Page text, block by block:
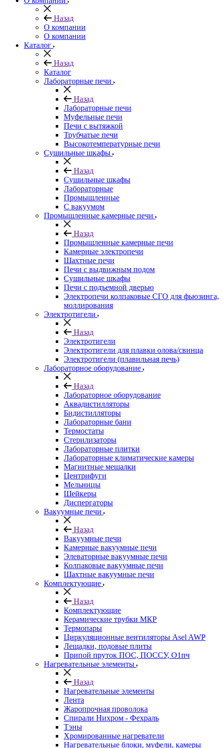
Назад
О компании
О компании
Каталог
Назад
Каталог
Лабораторные печи
Назад
Лабораторные печи
Муфельные печи
Печи с вытяжкой
Трубчатые печи
Высокотемпературные печи
Сушильные шкафы
Назад
Сушильные шкафы
Лабораторные
Промышленные
С вакуумом
Промышленные камерные печи
Назад
Промышленные камерные печи
Камерные электропечи
Шахтные печи
Печи с выдвижным подом
Сушильные шкафы
Печи с подъемной дверью
Электропечи колпаковые СГО для фьюзинга,
моллирования
Электротигели
Назад
Электротигели
Электротигели для плавки олова/свинца
Электротигели (плавильная печь)
Лабораторное оборудование
Назад
Лабораторное оборудование
Аквадистилляторы
Бидистилляторы
Лабораторные бани
Термостаты
Стерилизаторы
Лабораторные плитки
Лабораторные климатические камеры
Магнитные мешалки
Центрифуги
Мельницы
Шейкеры
Диспергаторы
Вакуумные печи
Назад
Вакуумные печи
Камерные вакуумные печи
Элеваторные вакуумные печи
Колпаковые вакуумные печи
Шахтные вакуумные печи
Комплектующие
Назад
Комплектующие
Керамические трубки МКР
Термопары
Циркуляционные вентиляторы Asel AWP
Лещадки, подовые плиты
Припой пруток ПОС, ПОССУ, О1пч
Нагревательные элементы
Назад
Нагревательные элементы
Лента
Жаропрочная проволока
Спирали Нихром - Фехраль
Тэны
Хромированные нагреватели
Нагревательные блоки, муфели, камеры